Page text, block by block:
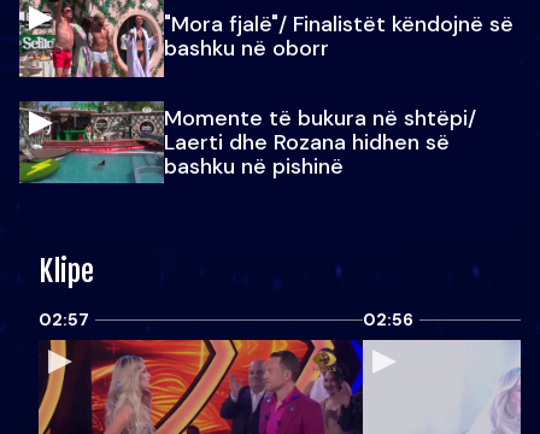
"Mora fjalë"/ Finalistët këndojnë së
bashku në oborr
Momente të bukura në shtëpi/
Laerti dhe Rozana hidhen së
bashku në pishinë
Klipe
02:57 02:56